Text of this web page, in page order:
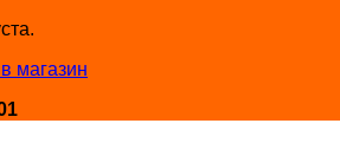
магазин